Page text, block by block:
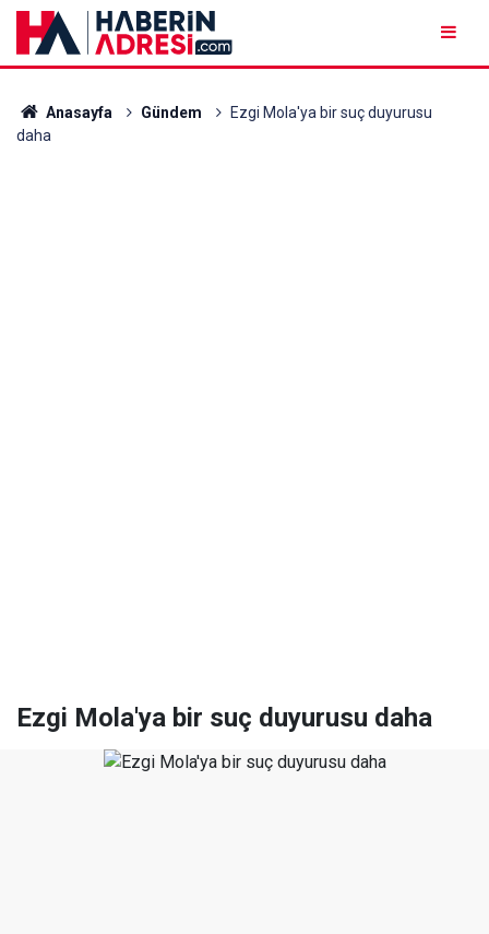
Anasayfa Gündem
Ezgi Mola'ya bir suç duyurusu
daha
Ezgi Mola'ya bir suç duyurusu daha